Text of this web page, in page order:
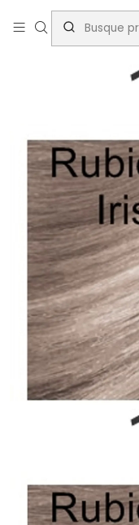
Inicio Cromatone